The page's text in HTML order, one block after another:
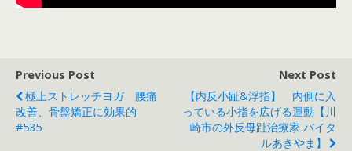
Previous Post
極上ストレッチヨガ 腰痛
改善、骨盤矯正に効果的
#535
Next Post
【内反小趾&浮指】 内側に入
っている小指を広げる運動【川
崎市の外反母趾治療家 バイタ
ルあきやま】